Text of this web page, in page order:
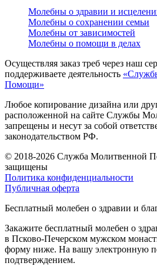
Молебны о здравии и
Молебны о сохранении семьи
Молебны от зависимостей
Молебны о помощи в делах
Осуществляя заказ треб через наш
поддерживаете деятельность
Помощи»
Любое копирование дизайна или
расположенной на сайте Службы
запрещены и несут за собой
законодательством РФ.
© 2018-2026 Служба Молитвенной
защищены
Политика конфиденциальности
Публичная оферта
Бесплатный молебен о здравии и
Закажите бесплатный молебен о
в Псково-Печерском мужском
форму ниже. На вашу электронную
подтверждением.